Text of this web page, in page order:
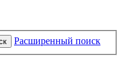
Расширенный поиск